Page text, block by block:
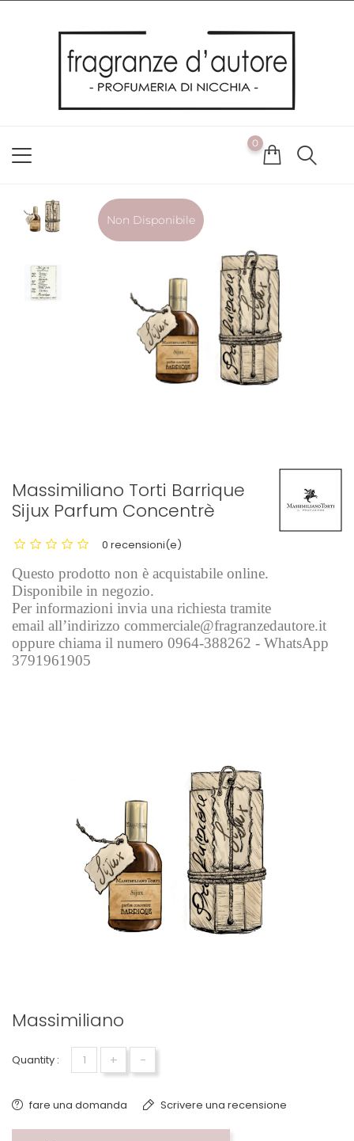
Utilizziamo i cookie per offrirti la migliore esperienza possibile
sul nostro sito web. Cliccando su OK, acconsenti alla nostra
politica sui cookie. Se desideri modificare le tue preferenze sui
cookie, puoi farlo
0
Non Disponibile
Massimiliano Torti Barrique
Sijux Parfum Concentrè
0 recensioni(e)
Questo prodotto non è acquistabile online.
Disponibile in negozio.
Per informazioni invia una richiesta tramite
email all’indirizzo commerciale@fragranzedautore.it
oppure chiama il numero 0964-388262 - WhatsApp
3791961905
Massimiliano
Quantity : + -
fare una domanda Scrivere una recensione